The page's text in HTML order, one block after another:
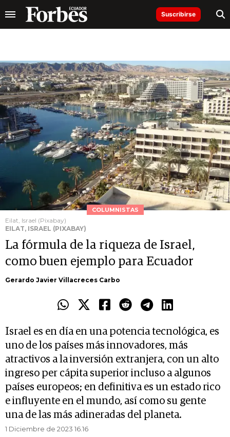
Suscribirse
COLUMNISTAS
Eilat, Israel (Pixabay)
EILAT, ISRAEL (PIXABAY)
La fórmula de la riqueza de Israel,
como buen ejemplo para Ecuador
Gerardo Javier Villacreces Carbo
Israel es en día en una potencia tecnológica, es
uno de los países más innovadores, más
atractivos a la inversión extranjera, con un alto
ingreso per cápita superior incluso a algunos
países europeos; en definitiva es un estado rico
e influyente en el mundo, así como su gente
una de las más adineradas del planeta.
1 Diciembre de 2023 16.16